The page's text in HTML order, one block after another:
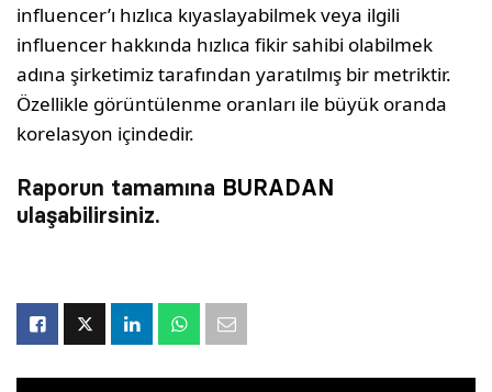
influencer’ı hızlıca kıyaslayabilmek veya ilgili
influencer hakkında hızlıca fikir sahibi olabilmek
adına şirketimiz tarafından yaratılmış bir metriktir.
Özellikle görüntülenme oranları ile büyük oranda
korelasyon içindedir.
Raporun tamamına BURADAN
ulaşabilirsiniz.